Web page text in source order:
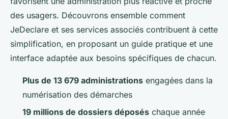
des usagers. Découvrons ensemble comment
JeDeclare et ses services associés contribuent à cette
simplification, en proposant un guide pratique et une
interface adaptée aux besoins spécifiques de chacun.
Plus de 13 679 administrations engagées dans la
numérisation des démarches
19 millions de dossiers déposés chaque année